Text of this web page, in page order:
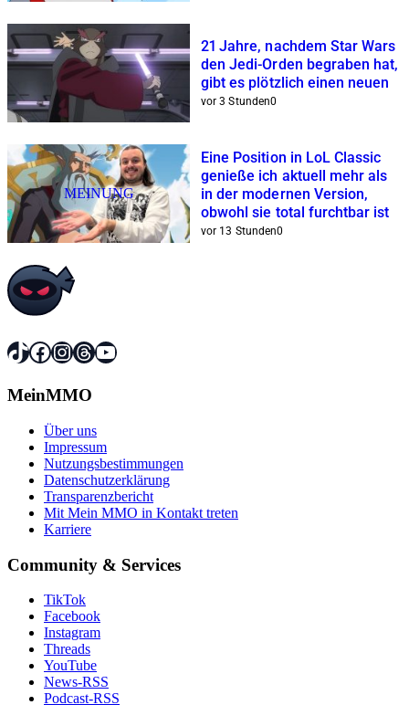
21 Jahre, nachdem Star Wars
den Jedi-Orden begraben hat,
gibt es plötzlich einen neuen
vor 3 Stunden0
MEINUNG
Eine Position in LoL Classic
genieße ich aktuell mehr als
in der modernen Version,
obwohl sie total furchtbar ist
vor 13 Stunden0
TikTok
Facebook
Instagram
Threads
YouTube
MeinMMO
Über uns
Impressum
Nutzungsbestimmungen
Datenschutzerklärung
Transparenzbericht
Mit Mein MMO in Kontakt treten
Karriere
Community & Services
TikTok
Facebook
Instagram
Threads
YouTube
News-RSS
Podcast-RSS